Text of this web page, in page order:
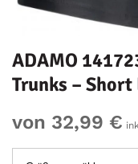
ADAMO
Trunks –
von 32,99 €